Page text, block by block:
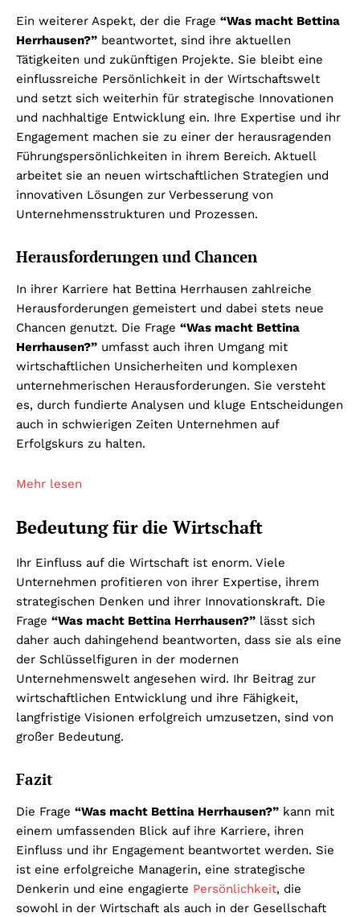
Ein weiterer Aspekt, der die Frage “Was macht Bettina
Herrhausen?” beantwortet, sind ihre aktuellen
Tätigkeiten und zukünftigen Projekte. Sie bleibt eine
einflussreiche Persönlichkeit in der Wirtschaftswelt
und setzt sich weiterhin für strategische Innovationen
und nachhaltige Entwicklung ein. Ihre Expertise und ihr
Engagement machen sie zu einer der herausragenden
Führungspersönlichkeiten in ihrem Bereich. Aktuell
arbeitet sie an neuen wirtschaftlichen Strategien und
innovativen Lösungen zur Verbesserung von
Unternehmensstrukturen und Prozessen.
Herausforderungen und Chancen
In ihrer Karriere hat Bettina Herrhausen zahlreiche
Herausforderungen gemeistert und dabei stets neue
Chancen genutzt. Die Frage “Was macht Bettina
Herrhausen?” umfasst auch ihren Umgang mit
wirtschaftlichen Unsicherheiten und komplexen
unternehmerischen Herausforderungen. Sie versteht
es, durch fundierte Analysen und kluge Entscheidungen
auch in schwierigen Zeiten Unternehmen auf
Erfolgskurs zu halten.
Mehr lesen
Bedeutung für die Wirtschaft
Ihr Einfluss auf die Wirtschaft ist enorm. Viele
Unternehmen profitieren von ihrer Expertise, ihrem
strategischen Denken und ihrer Innovationskraft. Die
Frage “Was macht Bettina Herrhausen?” lässt sich
daher auch dahingehend beantworten, dass sie als eine
der Schlüsselfiguren in der modernen
Unternehmenswelt angesehen wird. Ihr Beitrag zur
wirtschaftlichen Entwicklung und ihre Fähigkeit,
langfristige Visionen erfolgreich umzusetzen, sind von
großer Bedeutung.
Fazit
Die Frage “Was macht Bettina Herrhausen?” kann mit
einem umfassenden Blick auf ihre Karriere, ihren
Einfluss und ihr Engagement beantwortet werden. Sie
ist eine erfolgreiche Managerin, eine strategische
Denkerin und eine engagierte Persönlichkeit, die
sowohl in der Wirtschaft als auch in der Gesellschaft